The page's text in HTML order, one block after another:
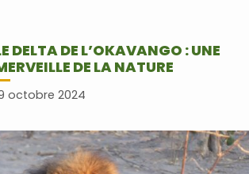
DELTA DE L’OKAVANGO : UNE
DE LA NATURE
octobre 2024